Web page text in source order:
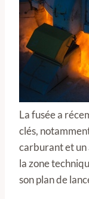
La fusée a
clés,
carburant et
la zone
son plan de